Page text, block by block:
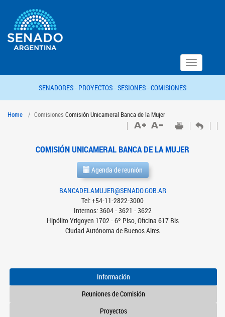
Toggle
navigation
SENADORES - PROYECTOS -SESIONES -COMISIONES
Home Comisiones Comisión Unicameral Banca de la Mujer
COMISIÓN UNICAMERAL BANCA DE LA MUJER
Agenda de reunión
BANCADELAMUJER@SENADO.GOB.AR
Tel: +54-11-2822-3000
Internos: 3604 - 3621 - 3622
Hipólito Yrigoyen 1702 - 6º Piso, Oficina 617 Bis
Ciudad Autónoma de Buenos Aires
Información
Reuniones de Comisión
Proyectos